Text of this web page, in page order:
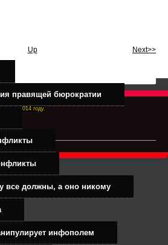
Up Next>>
правящей бюрократии
все должны, а оно никому
инфополем
в 2014 году.